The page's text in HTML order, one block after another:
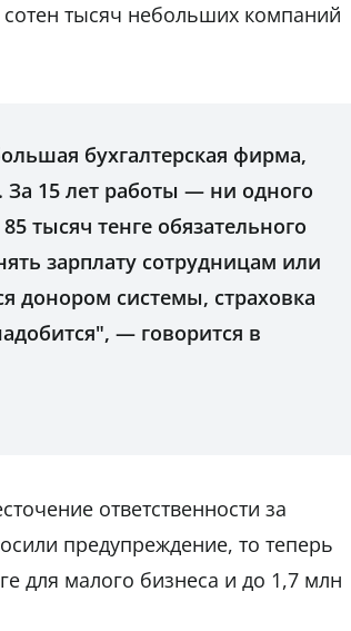
сотен тысяч небольших компаний
бухгалтерская фирма,
15 лет работы — ни одного
тысяч тенге обязательного
зарплату сотрудницам или
донором системы, страховка
— говорится в
ответственности за
предупреждение, то теперь
для малого бизнеса и до 1,7 млн